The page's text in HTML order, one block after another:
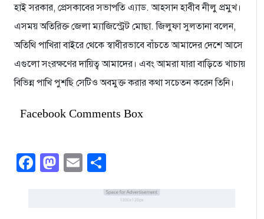
হাই সরকার, প্রেসকাবের সভাপতি এ্যাড. আহসান হাবীব নীলু প্রমুখ।
এসময় অতিরিক্ত জেলা ম্যাজিস্ট্রেট মোছা. জিলুফা সুলতানা বলেন,
অতিথি পাখিরা বাইরে থেকে স্বাধীরভাবে বাঁচতে আমাদের দেশে আসে
এগুলো সংরক্ষণের দায়িত্ব আমাদের। এবং আমরা যারা বাড়িতে খাচায়
বিভিন্ন পাখি পুশছি সেটিও অবমুক্ত করার কথা সচেতন করেন তিনি।
Facebook Comments Box
Facebook
Mastodon
Email